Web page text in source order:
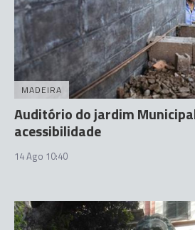
MADEIRA
Auditório do jardim
acessibilidade
14 Ago 10:40